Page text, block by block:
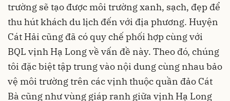
trường sẽ tạo được môi trường xanh, sạch, đẹp để
thu hút khách du lịch đến với địa phương. Huyện
Cát Hải cũng đã có quy chế phối hợp cùng với
BQL vịnh Hạ Long về vấn đề này. Theo đó, chúng
tôi đặc biệt tập trung vào nội dung cùng nhau bảo
vệ môi trường trên các vịnh thuộc quần đảo Cát
Bà cũng như vùng giáp ranh giữa vịnh Hạ Long